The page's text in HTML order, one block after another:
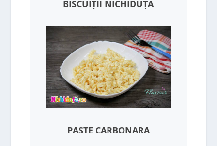
BISCUIȚII NICHIDUȚĂ
PASTE CARBONARA